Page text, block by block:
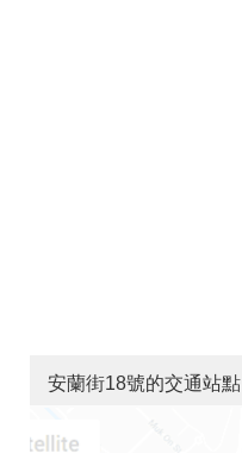
安蘭街18號的交通站點